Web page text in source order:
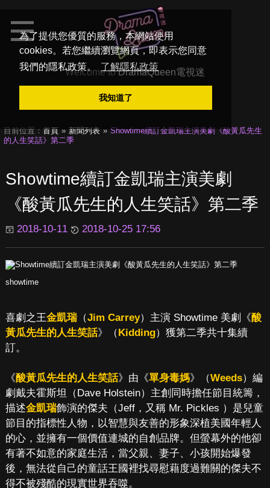
為了提供您優質的服務，本網站使用
cookies。若您繼續瀏覽網頁，即表示您同意
我們的隱私政策。
了解隱私政策
我知道了
Welcome toDramaQueen電視迷
目前位置： 首頁 新聞列表
Showtime續訂金凱瑞主演美劇《酸黃瓜先生
的人生笑話》第二季
Showtime續訂金凱瑞主演美劇
《酸黃瓜先生的人生笑話》第二季
2018-10-11 2018-10-25 17:56
showtime
喜劇之王金凱瑞（Jim Carrey）主演 Showtime 美劇《酸
黃瓜先生的人生笑話》（Kidding）獲第二季共十集續
訂。
《酸黃瓜先生的人生笑話》由《單身毒媽》（Weeds）編
劇戴夫霍斯坦（Dave Holstein）主創同時擔任節目統籌，
描述金凱瑞飾演的傑夫（Jeff，又稱 Mr. Pickles ）是兒童
節目的指標性人物，以智慧與友善的形象深植美國年輕人
的心，並擁有一個價值連城的自創品牌。但螢幕外的他卻
有著不如意的家庭生活，當父親、妻子、小孩開始爆發
後，無法從自己的童話王國裡找尋慰藉度過難關的傑夫不
得不被殘酷的現實世界吞噬。